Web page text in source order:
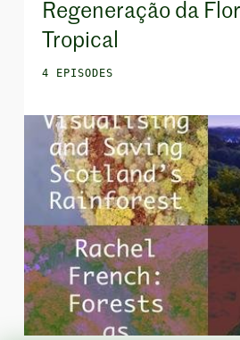
Regeneração da
Tropical
4 EPISODES